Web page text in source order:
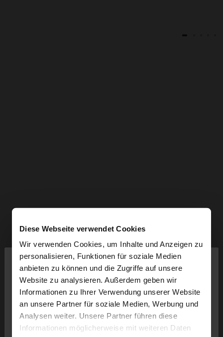
Diese Webseite verwendet Cookies
Wir verwenden Cookies, um Inhalte und Anzeigen zu
personalisieren, Funktionen für soziale Medien
anbieten zu können und die Zugriffe auf unsere
Website zu analysieren. Außerdem geben wir
Informationen zu Ihrer Verwendung unserer Website
an unsere Partner für soziale Medien, Werbung und
Analysen weiter. Unsere Partner führen diese
Informationen möglicherweise mit weiteren Daten
hallo
Sie greifen von Schweiz auf die Website zu.
Möchten Sie unsere United States Website